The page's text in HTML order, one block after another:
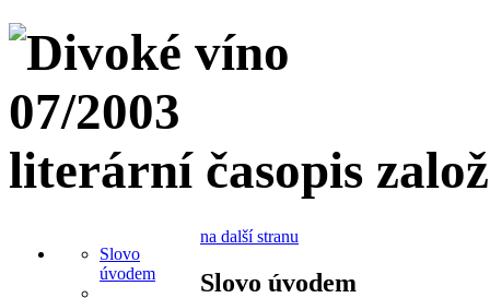
literární časopis
Slovo
úvodem
na další stranu
Slovo úvodem